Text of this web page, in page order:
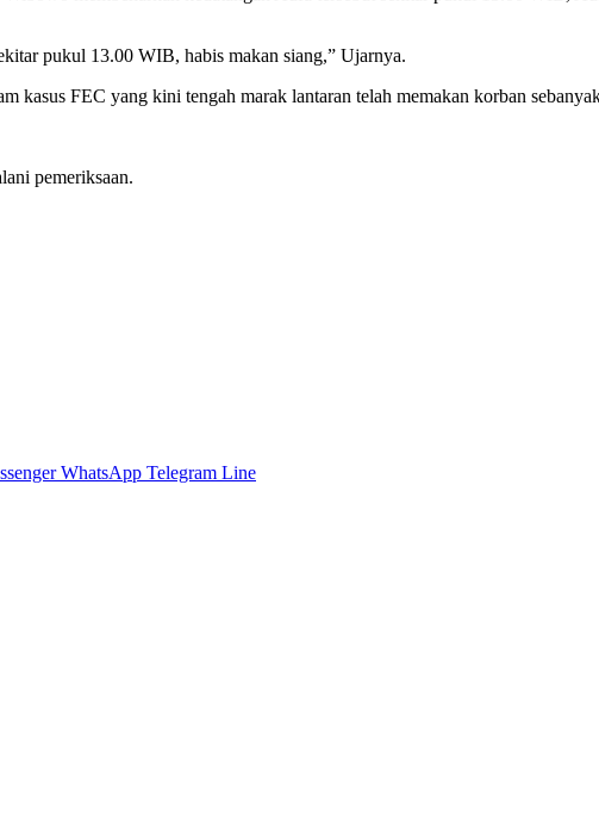
pukul 13.00 WIB, habis makan siang,” Ujarnya.
kasus FEC yang kini tengah marak lantaran telah memakan korban
pemeriksaan.
WhatsApp Telegram Line